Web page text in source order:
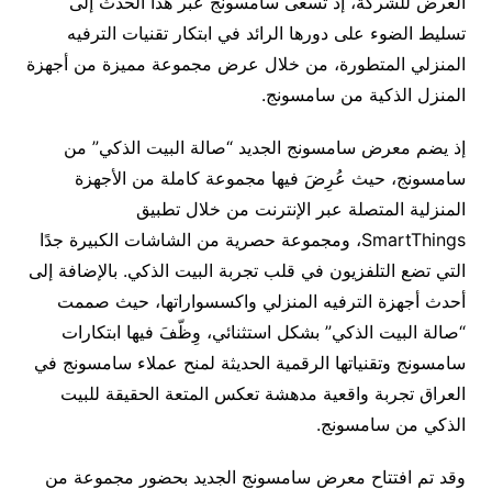
تسليط الضوء على دورها الرائد في ابتكار تقنيات الترفيه
المنزلي المتطورة، من خلال عرض مجموعة مميزة من أجهزة
المنزل الذكية من سامسونج.
إذ يضم معرض سامسونج الجديد “صالة البيت الذكي” من
سامسونج، حيث عُرِضَ فيها مجموعة كاملة من الأجهزة
المنزلية المتصلة عبر الإنترنت من خلال تطبيق
SmartThings، ومجموعة حصرية من الشاشات الكبيرة جدًا
التي تضع التلفزيون في قلب تجربة البيت الذكي. بالإضافة إلى
أحدث أجهزة الترفيه المنزلي واكسسواراتها، حيث صممت
“صالة البيت الذكي” بشكل استثنائي، وِظّفَ فيها ابتكارات
سامسونج وتقنياتها الرقمية الحديثة لمنح عملاء سامسونج في
العراق تجربة واقعية مدهشة تعكس المتعة الحقيقة للبيت
الذكي من سامسونج.
وقد تم افتتاح معرض سامسونج الجديد بحضور مجموعة من